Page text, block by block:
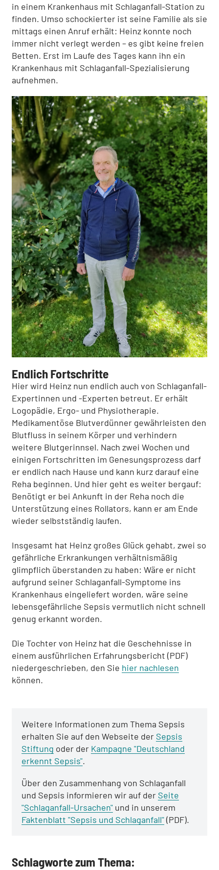
in einem Krankenhaus mit Schlaganfall-Station zu
finden. Umso schockierter ist seine Familie als sie
mittags einen Anruf erhält: Heinz konnte noch
immer nicht verlegt werden – es gibt keine freien
Betten. Erst im Laufe des Tages kann ihn ein
Krankenhaus mit Schlaganfall-Spezialisierung
aufnehmen.
Endlich Fortschritte
Hier wird Heinz nun endlich auch von Schlaganfall-
Expertinnen und -Experten betreut. Er erhält
Logopädie, Ergo- und Physiotherapie.
Medikamentöse Blutverdünner gewährleisten den
Blutfluss in seinem Körper und verhindern
weitere Blutgerinnsel. Nach zwei Wochen und
einigen Fortschritten im Genesungsprozess darf
er endlich nach Hause und kann kurz darauf eine
Reha beginnen. Und hier geht es weiter bergauf:
Benötigt er bei Ankunft in der Reha noch die
Unterstützung eines Rollators, kann er am Ende
wieder selbstständig laufen.
Insgesamt hat Heinz großes Glück gehabt, zwei so
gefährliche Erkrankungen verhältnismäßig
glimpflich überstanden zu haben: Wäre er nicht
aufgrund seiner Schlaganfall-Symptome ins
Krankenhaus eingeliefert worden, wäre seine
lebensgefährliche Sepsis vermutlich nicht schnell
genug erkannt worden.
Die Tochter von Heinz hat die Geschehnisse in
einem ausführlichen Erfahrungsbericht (PDF)
niedergeschrieben, den Sie hier nachlesen
können.
Weitere Informationen zum Thema Sepsis
erhalten Sie auf den Webseite der Sepsis
Stiftung oder der Kampagne "Deutschland
erkennt Sepsis".
Über den Zusammenhang von Schlaganfall
und Sepsis informieren wir auf der Seite
"Schlaganfall-Ursachen" und in unserem
Faktenblatt "Sepsis und Schlaganfall"(PDF).
Schlagworte zum Thema: